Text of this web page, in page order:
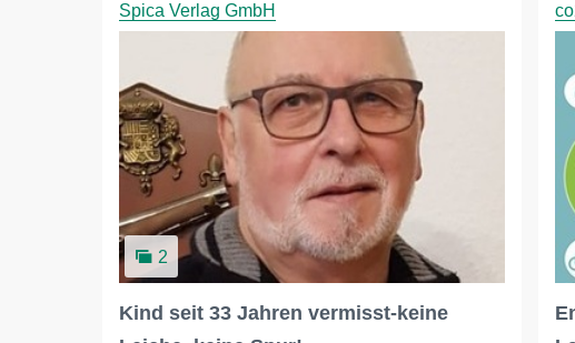
Spica Verlag GmbH
2
Kind seit 33 Jahren vermisst-keine